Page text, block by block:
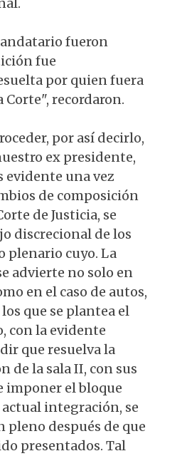
fueron
fue
por quien fuera
Corte", recordaron.
por así decirlo,
ex presidente,
evidente una vez
de composición
de Justicia, se
discrecional de los
plenario cuyo. La
advierte no solo en
en el caso de autos,
que se plantea el
con la evidente
que resuelva la
de la sala II, con sus
imponer el bloque
integración, se
pleno después de que
presentados. Tal